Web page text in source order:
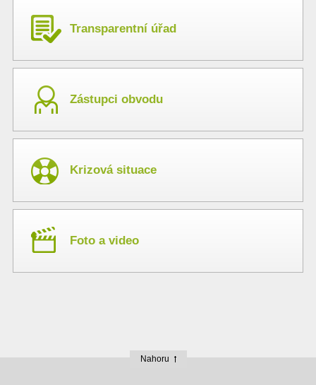
Transparentní úřad
Zástupci obvodu
Krizová situace
Foto a video
Nahoru